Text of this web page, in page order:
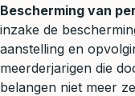
Bescherming van
inzake de
aanstelling en
meerderjarigen die
belangen niet meer